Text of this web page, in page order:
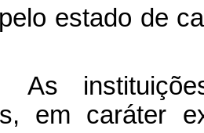
estado de
em caráter